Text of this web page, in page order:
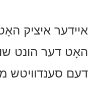
איידער איציק
האָט דער הונט
דעם סענדוויטש